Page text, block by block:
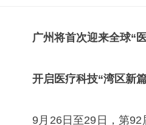
广州将首次迎来全球“
开启医疗科技“湾区新篇
9月26日至29日，第